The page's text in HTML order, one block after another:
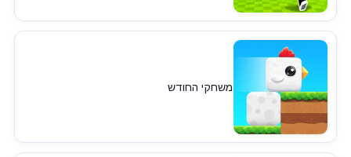
משחקי החודש